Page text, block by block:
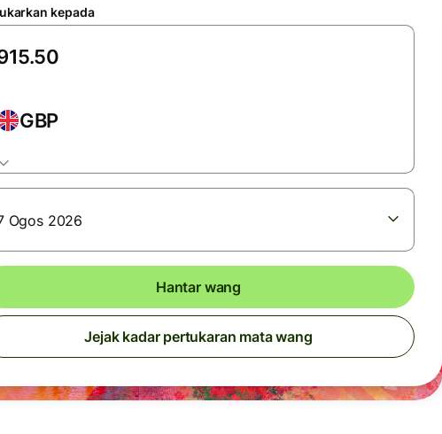
kepada
GBP
Ogos 2026
Hantar wang
Jejak kadar pertukaran mata wang